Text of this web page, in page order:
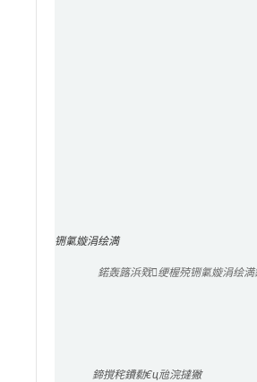
铏氭嫙涓绘満
鍩轰簬浜戣绠楃殑铏氭嫙涓绘
鍗撹秺鐨勬€ц兘浣撻獙